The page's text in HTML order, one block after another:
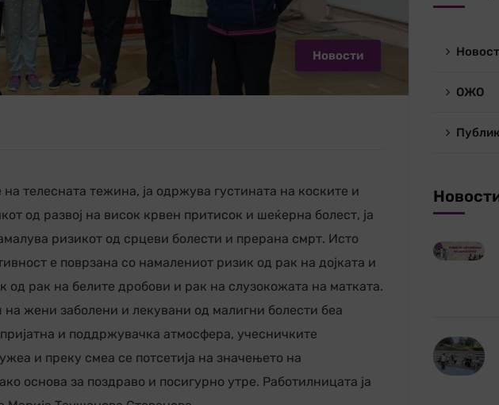
Новости
телесната тежина, ја одржува густината на коските и
од развој на висок крвен притисок и шеќерна болест, ја
ризикот од срцеви болести и прерана смрт. Исто
е поврзана со намалениот ризик од рак на дојката и
од рак на белите дробови и рак на слузокожата на матката.
жени заболени и лекувани од малигни болести беа
и поддржувачка атмосфера, учесничките
и преку смеа се потсетија на значењето на
основа за поздраво и посигурно утре. Работилницата ја
ОЖО